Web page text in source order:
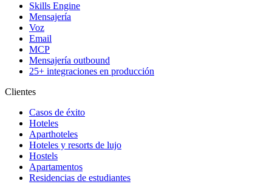
Skills Engine
Mensajería
Voz
Email
MCP
Mensajería outbound
25+ integraciones en producción
Clientes
Casos de éxito
Hoteles
Aparthoteles
Hoteles y resorts de lujo
Hostels
Apartamentos
Residencias de estudiantes